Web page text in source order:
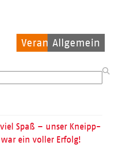
Veranstaltungen
Allgemein
Allgemein
Spaß – unser Kneipp-
ein voller Erfolg!